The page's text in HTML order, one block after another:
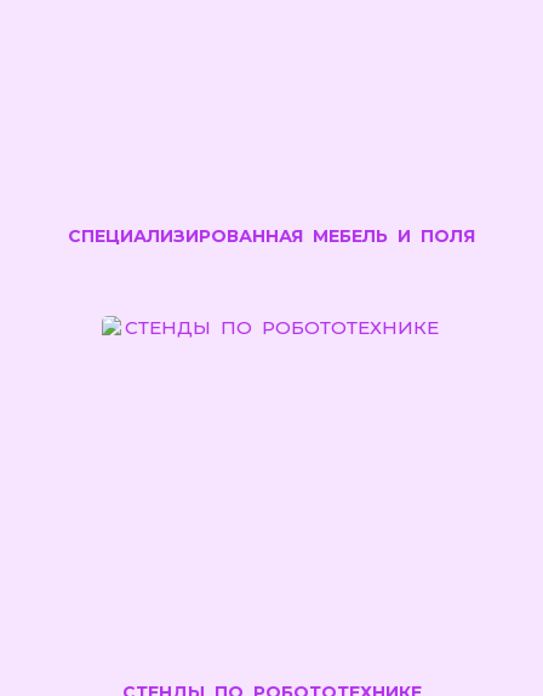
СПЕЦИАЛИЗИРОВАННАЯ МЕБЕЛЬ И ПОЛЯ